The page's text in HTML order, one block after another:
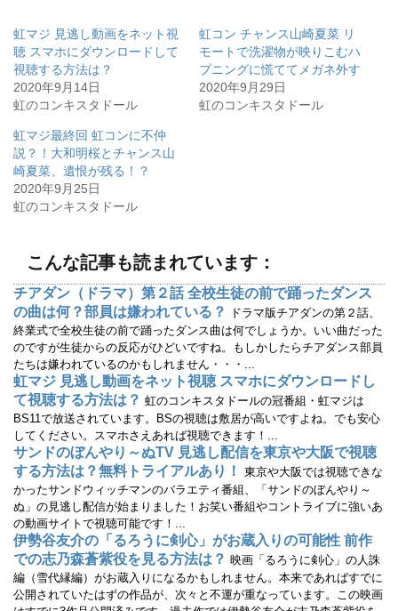
て
T
w
t
t
e
r
で
有
新
し
い
ウ
ィ
ン
き
ま
す
)
o
o
k
で
共
有
す
る
に
ク
リ
ッ
ク
し
て
く
だ
し
い
ウ
ィ
ン
ド
ウ
で
開
き
ま
す
)
虹マジ 見逃し動画をネット視
聴 スマホにダウンロードして
視聴する方法は？
2020年9月14日
虹のコンキスタドール
虹コン チャンス山崎夏菜 リ
モートで洗濯物が映りこむハ
プニングに慌ててメガネ外す
2020年9月29日
虹のコンキスタドール
虹マジ最終回 虹コンに不仲
説？！大和明桜とチャンス山
崎夏菜、遺恨が残る！？
2020年9月25日
虹のコンキスタドール
こんな記事も読まれています：
チアダン（ドラマ）第２話 全校生徒の前で踊ったダンス
の曲は何？部員は嫌われている？
ドラマ版チアダンの第２話、
終業式で全校生徒の前で踊ったダンス曲は何でしょうか。いい曲だった
のですが生徒からの反応がひどいですね。もしかしたらチアダンス部員
たちは嫌われているのかもしれません・・・...
虹マジ 見逃し動画をネット視聴 スマホにダウンロードし
て視聴する方法は？ 虹のコンキスタドールの冠番組・虹マジは
BS11で放送されています。BSの視聴は敷居が高いですよね。でも安心
してください。スマホさえあれば視聴できます！...
サンドのぼんやり～ぬTV 見逃し配信を東京や大阪で視聴
する方法は？無料トライアルあり！ 東京や大阪では視聴できな
かったサンドウィッチマンのバラエティ番組、「サンドのぼんやり～
ぬ」の見逃し配信が始まりました！お笑い番組やコントライブに強いあ
の動画サイトで視聴可能です！...
伊勢谷友介の「るろうに剣心」がお蔵入りの可能性 前作
での志乃森蒼紫役を見る方法は？ 映画「るろうに剣心」の人誅
編（雪代縁編）がお蔵入りになるかもしれません。本来であればすでに
公開されていたはずの作品が、次々と不運が重なっています。この映画